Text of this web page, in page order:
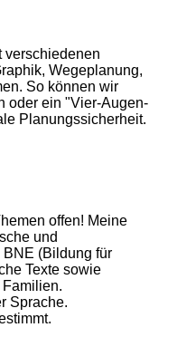
verschiedenen
Wegeplanung,
So können wir
oder ein "Vier-Augen-
Planungssicherheit.
offen! Meine
und
(Bildung für
Texte sowie
Sprache.